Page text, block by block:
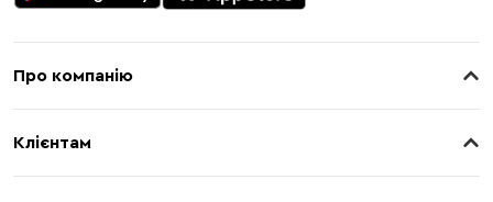
Про компанію
Клієнтам